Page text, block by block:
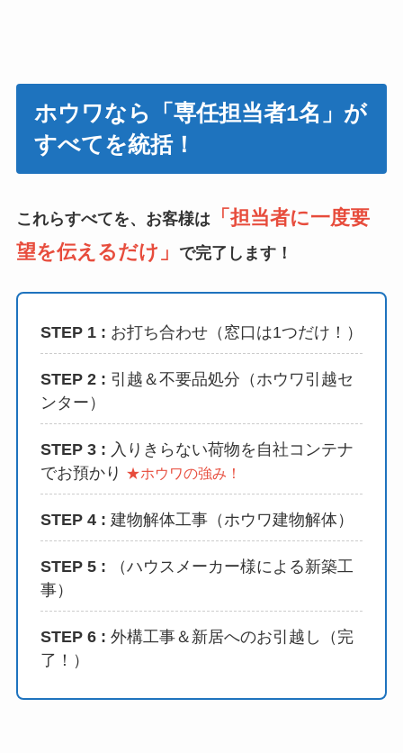
ホウワなら「専任担当者1名」が
すべてを統括！
これらすべてを、お客様は「担当者に一度要
望を伝えるだけ」
で完了します！
STEP 1 : お打ち合わせ（窓口は1つだけ！）
STEP 2 : 引越＆不要品処分（ホウワ引越セ
ンター）
STEP 3 : 入りきらない荷物を自社コンテナ
でお預かり ★ホウワの強み！
STEP 4 : 建物解体工事（ホウワ建物解体）
STEP 5 : （ハウスメーカー様による新築工
事）
STEP 6 : 外構工事＆新居へのお引越し（完
了！）